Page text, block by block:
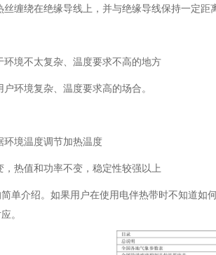
缠绕在绝缘导线上，并与绝缘导线保持一定距
环境不太复杂、温度要求不高的地方
环境复杂、温度要求高的场合。
环境温度调节加热温度
热值和功率不变，稳定性较强以上
单介绍。如果用户在使用电伴热带时不知道
。